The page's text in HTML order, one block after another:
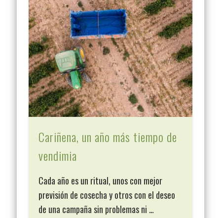
Cariñena, un año más tiempo de
vendimia
Cada año es un ritual, unos con mejor
previsión de cosecha y otros con el deseo
de una campaña sin problemas ni …